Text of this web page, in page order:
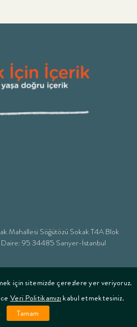
Mahallesi Söğütözü Sokak T4A Blok
Daire: 95 34485 Sarıyer-İstanbul
için sitemizde çerezlere yer veriyoruz.
Veri Politikamızıkabul etmektesiniz.
Tamam